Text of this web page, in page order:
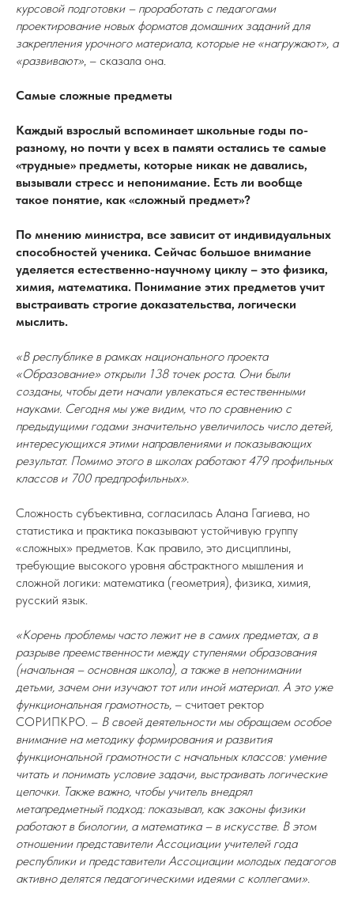
курсовой подготовки – проработать с педагогами
проектирование новых форматов домашних заданий для
закрепления урочного материала, которые не «нагружают», а
«развивают», – сказала она.
Самые сложные предметы
Каждый взрослый вспоминает школьные годы по-
разному, но почти у всех в памяти остались те самые
«трудные» предметы, которые никак не давались,
вызывали стресс и непонимание. Есть ли вообще
такое понятие, как «сложный предмет»?
По мнению министра, все зависит от индивидуальных
способностей ученика. Сейчас большое внимание
уделяется естественно-научному циклу – это физика,
химия, математика. Понимание этих предметов учит
выстраивать строгие доказательства, логически
мыслить.
«В республике в рамках национального проекта
«Образование» открыли 138 точек роста. Они были
созданы, чтобы дети начали увлекаться естественными
науками. Сегодня мы уже видим, что по сравнению с
предыдущими годами значительно увеличилось число детей,
интересующихся этими направлениями и показывающих
результат. Помимо этого в школах работают 479 профильных
классов и 700 предпрофильных».
Сложность субъективна, согласилась Алана Гагиева, но
статистика и практика показывают устойчивую группу
«сложных» предметов. Как правило, это дисциплины,
требующие высокого уровня абстрактного мышления и
сложной логики: математика (геометрия), физика, химия,
русский язык.
«Корень проблемы часто лежит не в самих предметах, а в
разрыве преемственности между ступенями образования
(начальная – основная школа), а также в непонимании
детьми, зачем они изучают тот или иной материал. А это уже
функциональная грамотность, – считает ректор
СОРИПКРО. – В своей деятельности мы обращаем особое
внимание на методику формирования и развития
функциональной грамотности с начальных классов: умение
читать и понимать условие задачи, выстраивать логические
цепочки. Также важно, чтобы учитель внедрял
метапредметный подход: показывал, как законы физики
работают в биологии, а математика – в искусстве. В этом
отношении представители Ассоциации учителей года
республики и представители Ассоциации молодых педагогов
активно делятся педагогическими идеями с коллегами».